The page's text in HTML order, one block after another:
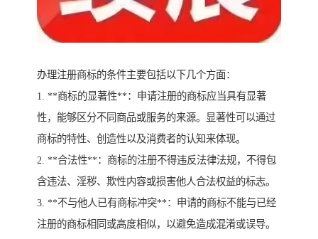
办理注册商标的条件主要包括以下几个方面：
1. **商标的显著性**：申请注册的商标应当具有显著
性，能够区分不同商品或服务的来源。显著性可以通过
商标的特性、创造性以及消费者的认知来体现。
2. **合法性**：商标的注册不得违反法律法规，不得包
含违法、淫秽、欺性内容或损害他人合法权益的标志。
3. **不与他人已有商标冲突**：申请的商标不能与已经
注册的商标相同或高度相似，以避免造成混淆或误导。